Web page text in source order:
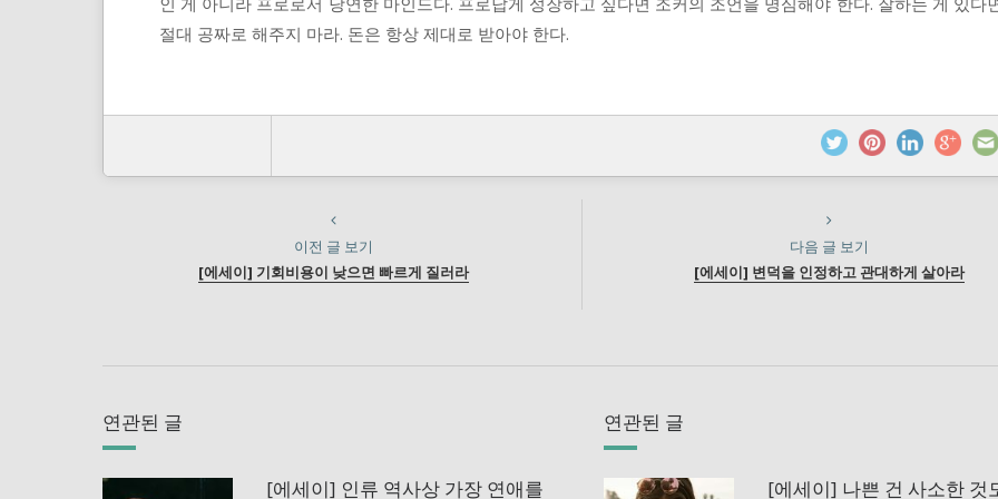
절대 공짜로 해주지 마라. 돈은 항상 제대로 받아야 한다.
이전 글 보기
[에세이] 기회비용이 낮으면 빠르게 질러라
다음 글 보기
[에세이] 변덕을 인정하고 관대하게 살아라
연관된 글
[에세이] 인류 역사상 가장 연애를
연관된 글
[에세이] 나쁜 건 사소한 것